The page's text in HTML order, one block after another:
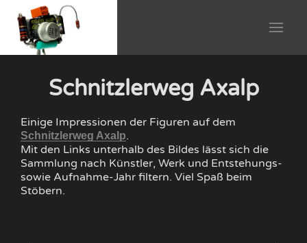
Schnitzlerweg Axalp
Einige Impressionen der Figuren auf dem
Schnitzlerweg Axalp.
Mit den Links unterhalb des Bildes lässt sich die
Sammlung nach Künstler, Werk und Entstehungs-
sowie Aufnahme-Jahr filtern. Viel Spaß beim
Stöbern.